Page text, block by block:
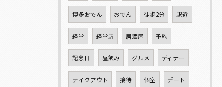
博多おでん おでん 徒歩2分 駅近
経堂 経堂駅 居酒屋 予約
記念日 昼飲み グルメ ディナー
テイクアウト 接待 個室 デート